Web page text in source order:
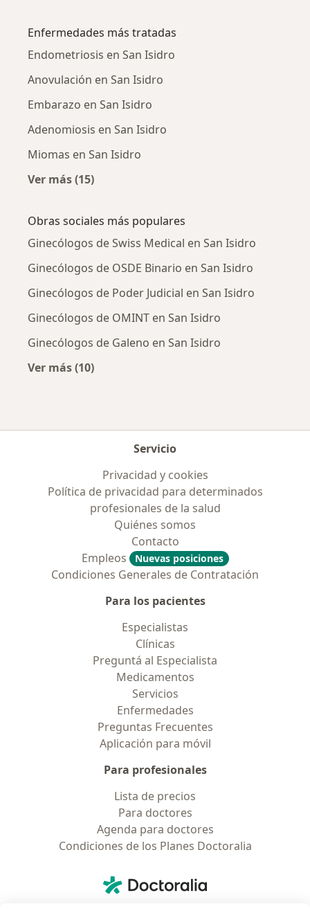
Enfermedades más tratadas
Endometriosis en San Isidro
Anovulación en San Isidro
Embarazo en San Isidro
Adenomiosis en San Isidro
Miomas en San Isidro
Ver más (15)
Obras sociales más populares
Ginecólogos de Swiss Medical en San Isidro
Ginecólogos de OSDE Binario en San Isidro
Ginecólogos de Poder Judicial en San Isidro
Ginecólogos de OMINT en San Isidro
Ginecólogos de Galeno en San Isidro
Ver más (10)
Servicio
Privacidad y cookies
Política de privacidad para determinados
profesionales de la salud
Quiénes somos
Contacto
Empleos
Nuevas posiciones
Condiciones Generales de Contratación
Para los pacientes
Especialistas
Clínicas
Preguntá al Especialista
Medicamentos
Servicios
Enfermedades
Preguntas Frecuentes
Aplicación para móvil
Para profesionales
Lista de precios
Para doctores
Agenda para doctores
Condiciones de los Planes Doctoralia
Doctoralia - Página de inicio